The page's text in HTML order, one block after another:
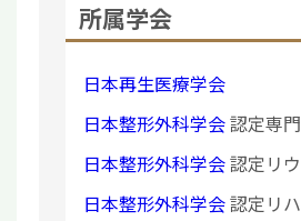
所属学会
日本再生医療学会
日本整形外科学会認定専
日本整形外科学会認定リ
日本整形外科学会認定リ